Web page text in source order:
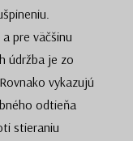
pre väčšinu
údržba je zo
vykazujú
odtieňa
stieraniu